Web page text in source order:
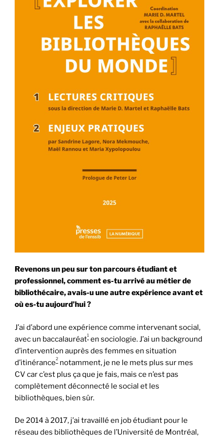
Revenons un peu sur ton parcours étudiant et
professionnel, comment es-tu arrivé au métier de
bibliothécaire, avais-u une autre expérience avant et
où es-tu aujourd’hui ?
J’ai d’abord une expérience comme intervenant social,
avec un baccalauréat1 en sociologie. J’ai un background
d’intervention auprès des femmes en situation
d’itinérance2 notamment, je ne le mets plus sur mes
CV car c’est plus ça que je fais, mais ce n’est pas
complètement déconnecté le social et les
bibliothèques, bien sûr.
De 2014 à 2017, j’ai travaillé en job étudiant pour le
réseau des bibliothèques de l’Université de Montréal,